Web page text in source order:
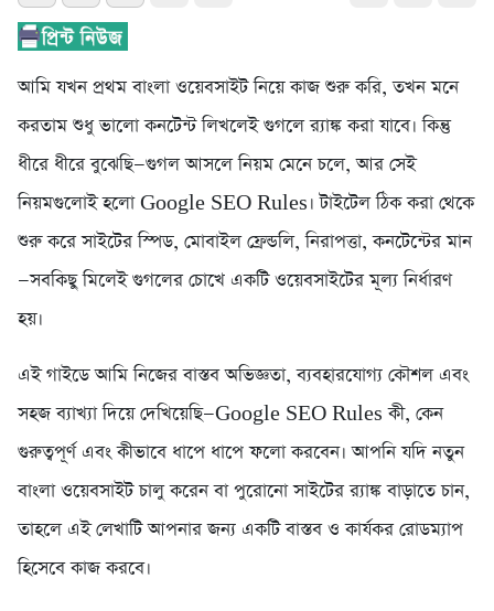
আমি যখন প্রথম বাংলা ওয়েবসাইট নিয়ে কাজ শুরু করি, তখন মনে
করতাম শুধু ভালো কনটেন্ট লিখলেই গুগলে র‍্যাঙ্ক করা যাবে। কিন্তু
ধীরে ধীরে বুঝেছি—গুগল আসলে নিয়ম মেনে চলে, আর সেই
নিয়মগুলোই হলো Google SEO Rules। টাইটেল ঠিক করা থেকে
শুরু করে সাইটের স্পিড, মোবাইল ফ্রেন্ডলি, নিরাপত্তা, কনটেন্টের মান
—সবকিছু মিলেই গুগলের চোখে একটি ওয়েবসাইটের মূল্য নির্ধারণ
হয়।
এই গাইডে আমি নিজের বাস্তব অভিজ্ঞতা, ব্যবহারযোগ্য কৌশল এবং
সহজ ব্যাখ্যা দিয়ে দেখিয়েছি—Google SEO Rules কী, কেন
গুরুত্বপূর্ণ এবং কীভাবে ধাপে ধাপে ফলো করবেন। আপনি যদি নতুন
বাংলা ওয়েবসাইট চালু করেন বা পুরোনো সাইটের র‍্যাঙ্ক বাড়াতে চান,
তাহলে এই লেখাটি আপনার জন্য একটি বাস্তব ও কার্যকর রোডম্যাপ
হিসেবে কাজ করবে।